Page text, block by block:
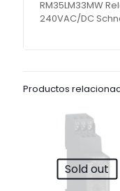
RM35LM33MW
240VAC/DC
Productos
Sold out